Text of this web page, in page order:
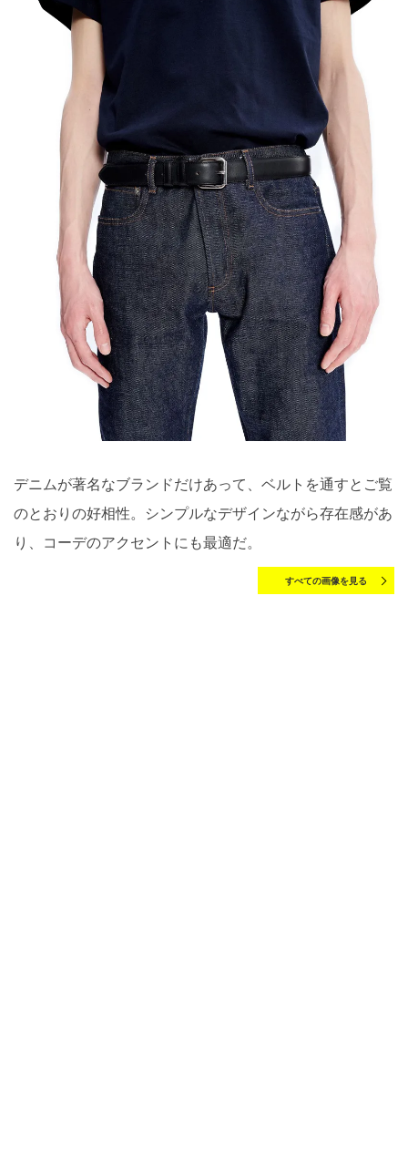
デニムが著名なブランドだけあって、ベルトを通すとご覧
のとおりの好相性。シンプルなデザインながら存在感があ
り、コーデのアクセントにも最適だ。
すべての画像を見る